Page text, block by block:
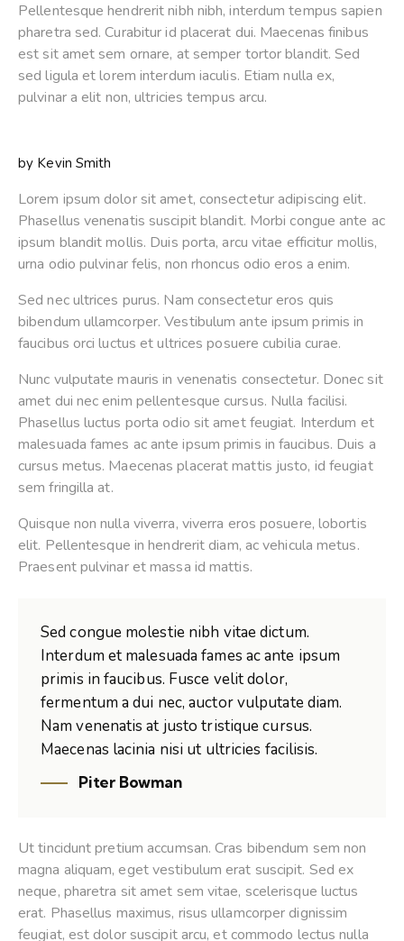
Pellentesque hendrerit nibh nibh, interdum tempus sapien
pharetra sed. Curabitur id placerat dui. Maecenas finibus
est sit amet sem ornare, at semper tortor blandit. Sed
sed ligula et lorem interdum iaculis. Etiam nulla ex,
pulvinar a elit non, ultricies tempus arcu.
by Kevin Smith
Lorem ipsum dolor sit amet, consectetur adipiscing elit.
Phasellus venenatis suscipit blandit. Morbi congue ante ac
ipsum blandit mollis. Duis porta, arcu vitae efficitur mollis,
urna odio pulvinar felis, non rhoncus odio eros a enim.
Sed nec ultrices purus. Nam consectetur eros quis
bibendum ullamcorper. Vestibulum ante ipsum primis in
faucibus orci luctus et ultrices posuere cubilia curae.
Nunc vulputate mauris in venenatis consectetur. Donec sit
amet dui nec enim pellentesque cursus. Nulla facilisi.
Phasellus luctus porta odio sit amet feugiat. Interdum et
malesuada fames ac ante ipsum primis in faucibus. Duis a
cursus metus. Maecenas placerat mattis justo, id feugiat
sem fringilla at.
Quisque non nulla viverra, viverra eros posuere, lobortis
elit. Pellentesque in hendrerit diam, ac vehicula metus.
Praesent pulvinar et massa id mattis.
Sed congue molestie nibh vitae dictum.
Interdum et malesuada fames ac ante ipsum
primis in faucibus. Fusce velit dolor,
fermentum a dui nec, auctor vulputate diam.
Nam venenatis at justo tristique cursus.
Maecenas lacinia nisi ut ultricies facilisis.
Piter Bowman
Ut tincidunt pretium accumsan. Cras bibendum sem non
magna aliquam, eget vestibulum erat suscipit. Sed ex
neque, pharetra sit amet sem vitae, scelerisque luctus
erat. Phasellus maximus, risus ullamcorper dignissim
feugiat, est dolor suscipit arcu, et commodo lectus nulla